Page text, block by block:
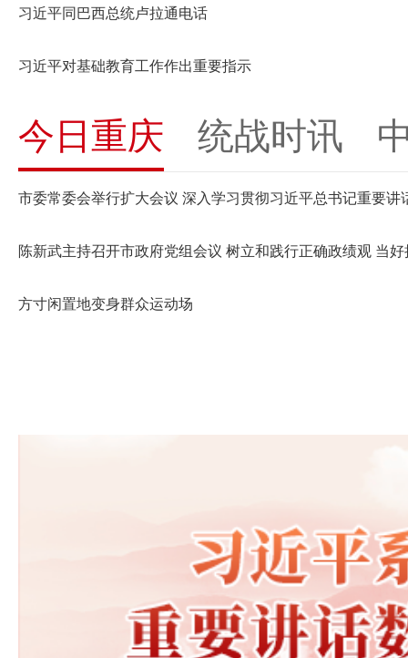
习近平同巴西总统卢拉通电话
习近平对基础教育工作作出重要指示
今日重庆 统战时讯
陈新武主持召开市政府党组会议 树立和践行正确政绩观 当
方寸闲置地变身群众运动场